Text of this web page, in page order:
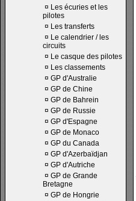
¤ Les écuries et les
pilotes
¤ Les transferts
¤ Le calendrier / les
circuits
¤ Le casque des pilotes
¤ Les classements
¤ GP d'Australie
¤ GP de Chine
¤ GP de Bahrein
¤ GP de Russie
¤ GP d'Espagne
¤ GP de Monaco
¤ GP du Canada
¤ GP d'Azerbaïdjan
¤ GP d'Autriche
¤ GP de Grande
Bretagne
¤ GP de Hongrie